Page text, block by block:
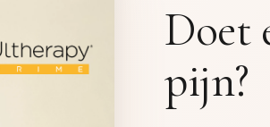
Doet
pijn?